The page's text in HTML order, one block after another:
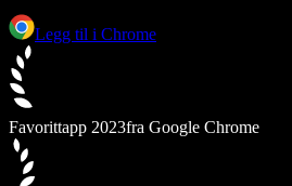
Legg til i Chrome
Favorittapp 2023fra Google Chrome